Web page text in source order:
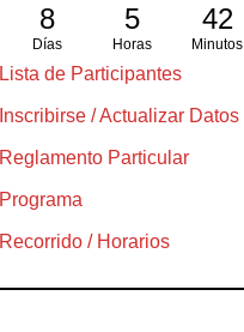
8
Días
5
Horas
42
Minutos
Lista de Participantes
Inscribirse / Actualizar Datos
Reglamento Particular
Programa
Recorrido / Horarios